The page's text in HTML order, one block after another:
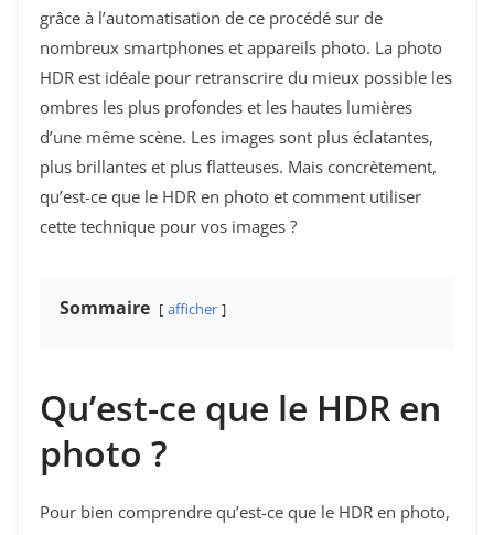
grâce à l’automatisation de ce procédé sur de
nombreux smartphones et appareils photo. La photo
HDR est idéale pour retranscrire du mieux possible les
ombres les plus profondes et les hautes lumières
d’une même scène. Les images sont plus éclatantes,
plus brillantes et plus flatteuses. Mais concrètement,
qu’est-ce que le HDR en photo et comment utiliser
cette technique pour vos images ?
Sommaire afficher
Qu’est-ce que le HDR en
photo ?
Pour bien comprendre qu’est-ce que le HDR en photo,